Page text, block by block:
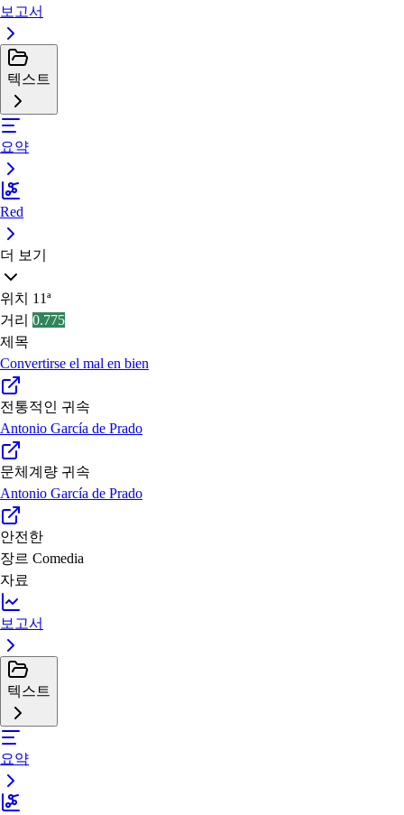
보고서
텍스트
요약
Red
더 보기
위치
11ª
거리 0.775
제목
Convertirse el mal en bien
전통적인 귀속
Antonio García de Prado
문체계량 귀속
Antonio García de Prado
안전한
장르 Comedia
자료
보고서
텍스트
요약